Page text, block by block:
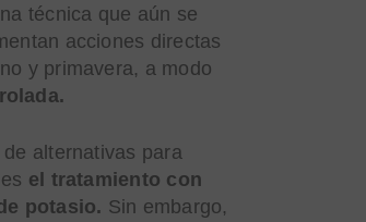
técnica que aún se
acciones directas
y primavera, a modo
alternativas para
el tratamiento con
potasio. Sin embargo,